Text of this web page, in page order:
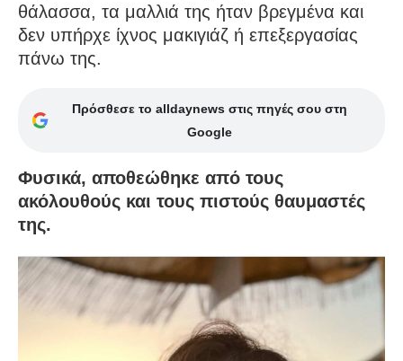
θάλασσα, τα μαλλιά της ήταν βρεγμένα και
δεν υπήρχε ίχνος μακιγιάζ ή επεξεργασίας
πάνω της.
Πρόσθεσε το alldaynews στις πηγές σου στη
Google
Φυσικά, αποθεώθηκε από τους
ακόλουθούς και τους πιστούς θαυμαστές
της.